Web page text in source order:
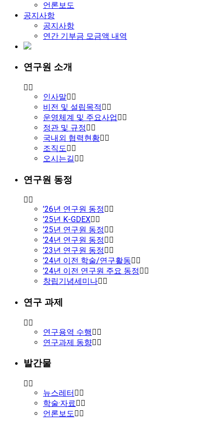
언론보도
공지사항
공지사항
연간 기부금 모금액 내역
연구원 소개
인사말
비전 및 설립목적
운영체계 및 주요사업
정관 및 규정
국내외 협력현황
조직도
오시는길
연구원 동정
’26년 연구원 동정
’25년 K-GDEX
’25년 연구원 동정
’24년 연구원 동정
’23년 연구원 동정
’24년 이전 학술/연구활동
’24년 이전 연구원 주요 동정
창립기념세미나
연구 과제
연구용역 수행
연구과제 동향
발간물
뉴스레터
학술·자료
언론보도